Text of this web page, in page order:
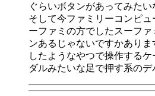
ぐらいボタンがあってみた
そして今ファミリーコンピ
ーファミの方でしたスーフ
ンあるじゃないですかありま
したようなやつで操作する
ダルみたいな足で押す系のデ